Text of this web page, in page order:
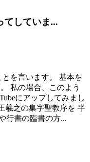
てしていま...
を言います。 基本を
私の場合、このよう
にアップしてみまし
羲之の集字聖教序を 半
行書の臨書の方...